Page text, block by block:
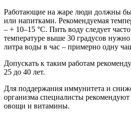
Работающие на жаре люди должны
или напитками. Рекомендуемая
– + 10–15 °С. Пить воду следует
температуре выше 30 градусов
литра воды в час – примерно одну
Допускать к таким работам
25 до 40 лет.
Для поддержания иммунитета и
организма специалисты
овощи и витамины.